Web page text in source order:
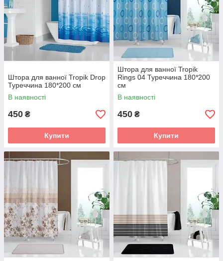
Штора для ванної Tropik Drop
Туреччина 180*200 см
В наявності
450 ₴
Купити
Штора для ванної Tropik
Rings 04 Туреччина 180*200
см
В наявності
450 ₴
Купити